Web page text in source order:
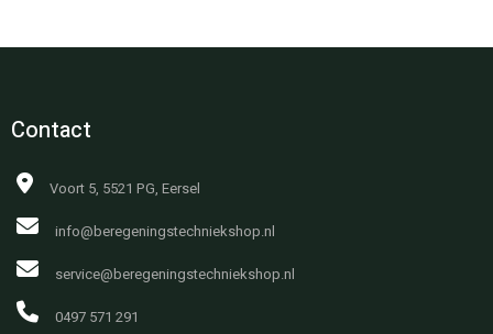
Contact
Voort 5, 5521 PG, Eersel
info@beregeningstechniekshop.nl
service@beregeningstechniekshop.nl
0497 571 291